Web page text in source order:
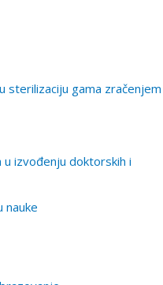
sterilizaciju gama zračenjem
izvođenju doktorskih i
nauke